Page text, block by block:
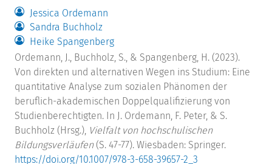
Jessica Ordemann
Sandra Buchholz
Heike Spangenberg
Ordemann, J., Buchholz, S., & Spangenberg, H. (2023).
Von direkten und alternativen Wegen ins Studium: Eine
quantitative Analyse zum sozialen Phänomen der
beruflich-akademischen Doppelqualifizierung von
Studienberechtigten. In J. Ordemann, F. Peter, & S.
Buchholz (Hrsg.), Vielfalt von hochschulischen
Bildungsverläufen(S. 47-77). Wiesbaden: Springer.
https://doi.org/10.1007/978-3-658-39657-2_3